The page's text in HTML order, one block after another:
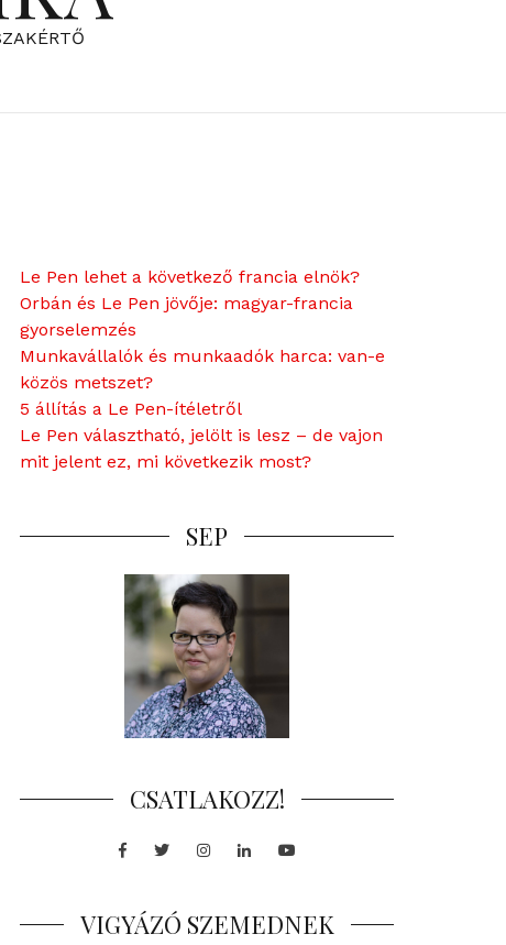
Le Pen lehet a következő francia elnök?
Orbán és Le Pen jövője: magyar-francia
gyorselemzés
Munkavállalók és munkaadók harca: van-e
közös metszet?
5 állítás a Le Pen-ítéletről
Le Pen választható, jelölt is lesz – de vajon
mit jelent ez, mi következik most?
SEP
CSATLAKOZZ!
Facebook
TwitterInstagram
LinkedInYoutube
VIGYÁZÓ SZEMEDNEK